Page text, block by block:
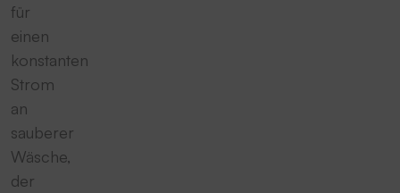
für
einen
konstanten
Strom
an
sauberer
Wäsche,
der